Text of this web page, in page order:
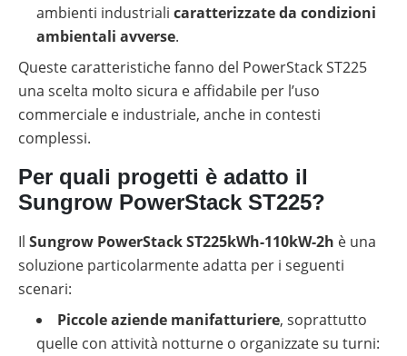
ambienti industriali caratterizzate da condizioni
ambientali avverse.
Queste caratteristiche fanno del PowerStack ST225
una scelta molto sicura e affidabile per l’uso
commerciale e industriale, anche in contesti
complessi.
Per quali progetti è adatto il
Sungrow PowerStack ST225?
Il Sungrow PowerStack ST225kWh-110kW-2h è una
soluzione particolarmente adatta per i seguenti
scenari:
Piccole aziende manifatturiere, soprattutto
quelle con attività notturne o organizzate su turni: